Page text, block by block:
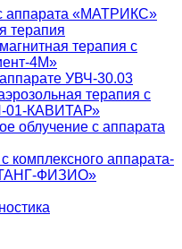
аппарата «МАТРИКС»
терапия
терапия с
4М»
УВЧ-30.03
терапия с
01-КАВИТАР»
облучение с аппарата
комплексного аппарата-
ФИЗИО»